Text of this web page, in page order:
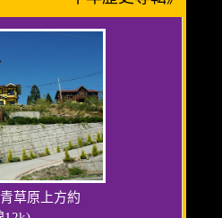
草原上方約